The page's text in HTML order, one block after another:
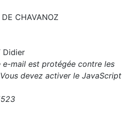
CHAVANOZ
Didier
e-mail est protégée contre les
devez activer le JavaScript